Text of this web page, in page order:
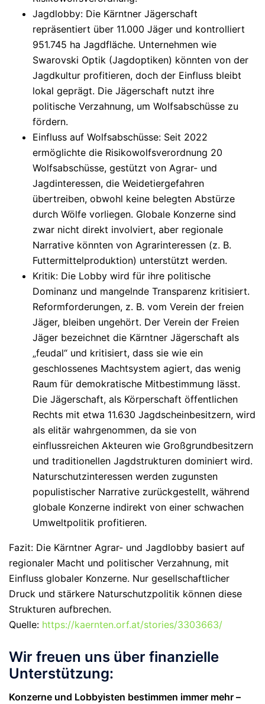
Jagdlobby: Die Kärntner Jägerschaft
repräsentiert über 11.000 Jäger und kontrolliert
951.745 ha Jagdfläche. Unternehmen wie
Swarovski Optik (Jagdoptiken) könnten von der
Jagdkultur profitieren, doch der Einfluss bleibt
lokal geprägt. Die Jägerschaft nutzt ihre
politische Verzahnung, um Wolfsabschüsse zu
fördern.
Einfluss auf Wolfsabschüsse: Seit 2022
ermöglichte die Risikowolfsverordnung 20
Wolfsabschüsse, gestützt von Agrar- und
Jagdinteressen, die Weidetiergefahren
übertreiben, obwohl keine belegten Abstürze
durch Wölfe vorliegen. Globale Konzerne sind
zwar nicht direkt involviert, aber regionale
Narrative könnten von Agrarinteressen (z. B.
Futtermittelproduktion) unterstützt werden.
Kritik: Die Lobby wird für ihre politische
Dominanz und mangelnde Transparenz kritisiert.
Reformforderungen, z. B. vom Verein der freien
Jäger, bleiben ungehört. Der Verein der Freien
Jäger bezeichnet die Kärntner Jägerschaft als
„feudal“ und kritisiert, dass sie wie ein
geschlossenes Machtsystem agiert, das wenig
Raum für demokratische Mitbestimmung lässt.
Die Jägerschaft, als Körperschaft öffentlichen
Rechts mit etwa 11.630 Jagdscheinbesitzern, wird
als elitär wahrgenommen, da sie von
einflussreichen Akteuren wie Großgrundbesitzern
und traditionellen Jagdstrukturen dominiert wird.
Naturschutzinteressen werden zugunsten
populistischer Narrative zurückgestellt, während
globale Konzerne indirekt von einer schwachen
Umweltpolitik profitieren.
Fazit: Die Kärntner Agrar- und Jagdlobby basiert auf
regionaler Macht und politischer Verzahnung, mit
Einfluss globaler Konzerne. Nur gesellschaftlicher
Druck und stärkere Naturschutzpolitik können diese
Strukturen aufbrechen.
Quelle: https://kaernten.orf.at/stories/3303663/
Wir freuen uns über finanzielle
Unterstützung:
Konzerne und Lobbyisten bestimmen immer mehr –